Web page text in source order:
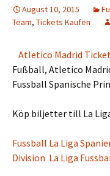
August 10, 2015
Team, Tickets Kaufen
Atletico Madrid
Fußball, Atletico
Fussball Spanische
Köp biljetter till La
Fussball La Liga
Division La Liga